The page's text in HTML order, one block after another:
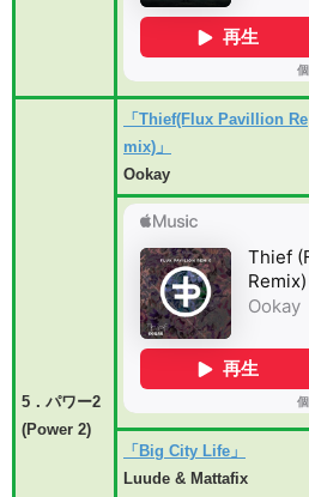
5．パワー2
(Power 2)
「Thief(Flux Pavillion Re
mix)」
Ookay
「Big City Life」
Luude & Mattafix